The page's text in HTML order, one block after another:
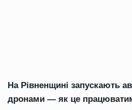
На Рівненщині запускають
дронами — як це